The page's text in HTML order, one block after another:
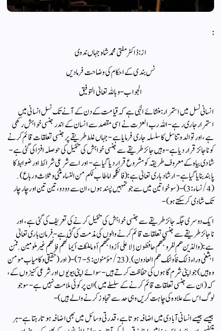
:
از : ڈاکٹر مفتی محمد شاہ جہاں ندوی
نس بندی کے احکام کی وضاحت فرمادیں
الجواب-و باللہ تعالیٰ التوفیق
انسانی نسل میں استمرار:منشائے الٰہی ہے کہ قیامت کے دن کے آنے تک نسل انسانی میں
استمرار جاری رہے- اللہ رب العزت نے اسی مقصد سے انسان کے اندر جنسی خواہش رکھی
ہے، اور توالد و تناسل کا سلسلہ جاری فرمایا ہے- جہاں غلط طریقے پر جنسی تعلقات قائم کرنے
کو ناجائز قرار دیا ہے- وہیں جائز طریقے سے جنسی خواہش کی تکمیل کی حوصلہ افزا کی گئی ہے-
شادی بیاہ کے معروف طریقہ کو مشروع قرار دیا گیا ہے- اور اسے شرعی شرائط اور ضوابط کا
پابند بنایا گیا ہے- ارشاد باری تعالیٰ ہے: ( فانكحوا ما طاب لكم من النساء مثنى و ثلاث و رباع).
(4/ نساء:3)- ( سو خواتین میں سے جو تمہیں پسند ہوں، ان سے دو دو، تین تین اور چار چار
تک شادی کرسکتے ہو)-
ایک دوسری جگہ جائز طریقے سے جنسی خواہش کی تکمیل کرنے کی تعریف کی گئی ہے، اور
ناجائز طریقے سے جنسی تعلقات قائم کرنے والوں کی مذمت کی گئی ہے- فرمان باری تعالیٰ
ہے: (والذين هم لفروجهم حافظون إلا على أزواجهم أو ما ملكت أيمانهم فإنهم غير ملومين. فمن
ابتغى وراء ذلك فأولئك هم العادون). (23/ مؤمنون: 5- 7)- ( اور (حقیقی و کامیاب مومن
وہ ہیں) جو اپنی شرم گاہوں کی حفاظت کرتے ہیں- سوائے اپنی بیویوں اور شرعی کنیزوں کے،
کہ (ان سے جنسی تعلقات قائم کرنے کے سلسلے میں) ان پر کوئی ملامت نہیں ہے- سو جو
لوگ اس کے علاوہ کی چاہت کریں وہی حد سے تجاوز کرنے والے ہیں)-
جیسے جیسے انسانی آبادی میں اضافہ ہوتا ہے، قدرتی وسائل میں بھی اضافہ ہوتا رہتا ہے- ہر